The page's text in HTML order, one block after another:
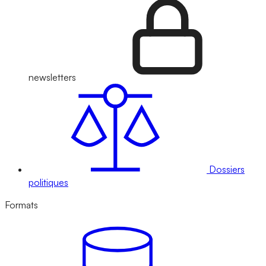
newsletters
Dossiers
politiques
Formats